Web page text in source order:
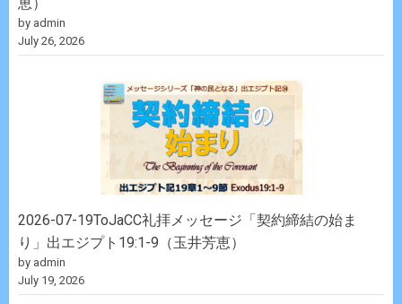
by admin
July 26, 2026
2026-07-19ToJaCC礼拝メッセージ「契約締結の始ま
り」出エジプト19:1-9（玉井芳恵）
by admin
July 19, 2026